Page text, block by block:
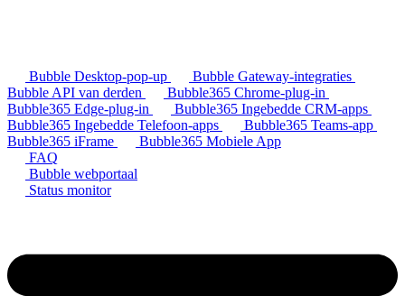
Bubble Desktop-pop-up
Bubble Gateway-integraties
Bubble API van derden
Bubble365 Chrome-plug-in
Bubble365 Edge-plug-in
Bubble365 Ingebedde CRM-apps
Bubble365 Ingebedde Telefoon-apps
Bubble365 Teams-app
Bubble365 iFrame
Bubble365 Mobiele App
FAQ
Bubble webportaal
Status monitor